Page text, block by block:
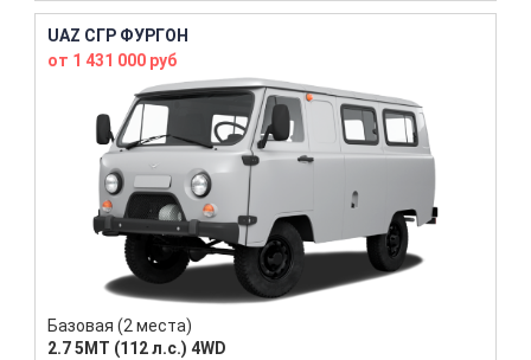
UAZ СГР ФУРГОН
от 1 431 000 руб
Базовая (2 места)
2.7 5MT (112 л.с.) 4WD